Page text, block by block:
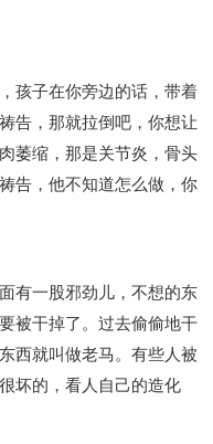
孩子在你旁边的话，带着
告，那就拉倒吧，你想让
萎缩，那是关节炎，骨头
告，他不知道怎么做，你
有一股邪劲儿，不想的东
被干掉了。过去偷偷地干
西就叫做老马。有些人被
坏的，看人自己的造化